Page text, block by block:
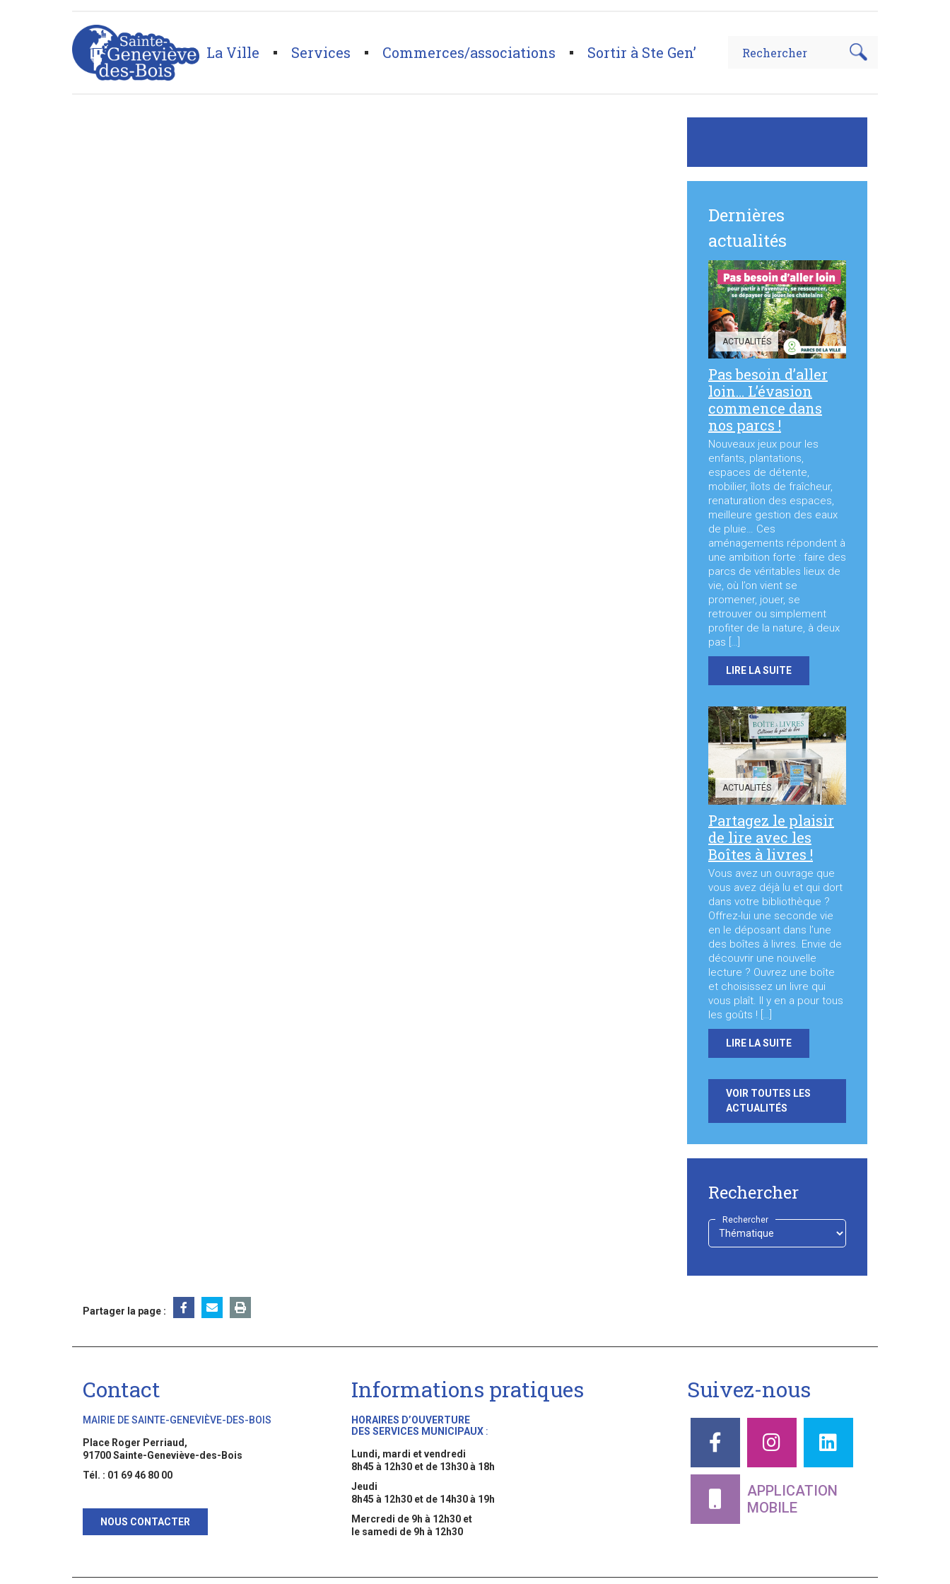
La Ville Services Commerces/associations Sortir à Ste Gen’
Page d'accueil>Automobiles
Dernières
actualités
ACTUALITÉS
Pas besoin d’aller
loin… L’évasion
commence dans
nos parcs !
Nouveaux jeux pour les
enfants, plantations,
espaces de détente,
mobilier, îlots de fraîcheur,
renaturation des espaces,
meilleure gestion des eaux
de pluie… Ces
aménagements répondent à
une ambition forte : faire des
parcs de véritables lieux de
vie, où l’on vient se
promener, jouer, se
retrouver ou simplement
profiter de la nature, à deux
pas […]
LIRE LA SUITE
ACTUALITÉS
Partagez le plaisir
de lire avec les
Boîtes à livres !
Vous avez un ouvrage que
vous avez déjà lu et qui dort
dans votre bibliothèque ?
Offrez-lui une seconde vie
en le déposant dans l’une
des boîtes à livres. Envie de
découvrir une nouvelle
lecture ? Ouvrez une boîte
et choisissez un livre qui
vous plaît. Il y en a pour tous
les goûts ! […]
LIRE LA SUITE
VOIR TOUTES LES
ACTUALITÉS
Rechercher
Rechercher
Choisir
Partager la page :
Contact
MAIRIE DE SAINTE-GENEVIÈVE-DES-BOIS
Place Roger Perriaud,
91700 Sainte-Geneviève-des-Bois
Tél. : 01 69 46 80 00
NOUS CONTACTER
Informations pratiques
HORAIRES D’OUVERTURE
DES SERVICES MUNICIPAUX :
Lundi, mardi et vendredi
8h45 à 12h30 et de 13h30 à 18h
Jeudi
8h45 à 12h30 et de 14h30 à 19h
Mercredi de 9h à 12h30 et
le samedi de 9h à 12h30
Suivez-nous
APPLICATION
MOBILE